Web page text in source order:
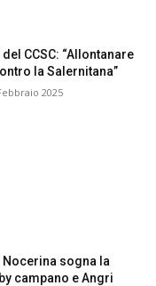
CCSC: “Allontanare
la Salernitana”
2025
Nocerina sogna la
campano e Angri